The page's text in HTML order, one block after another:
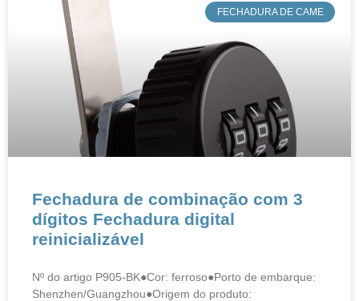
​FECHADURA DE CAME
​​Fechadura de combinação com 3
dígitos Fechadura digital
reinicializável
Nº do artigo P905-BK●Cor: ferroso●Porto de embarque:
Shenzhen/Guangzhou●Origem do produto: